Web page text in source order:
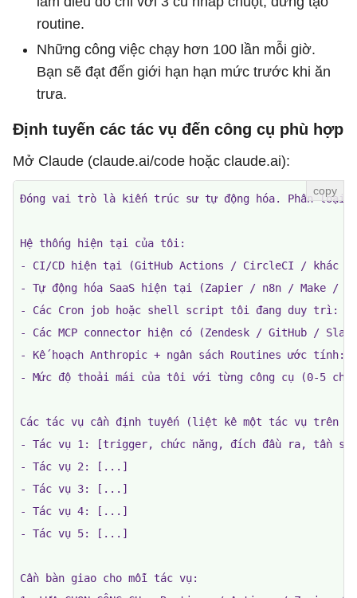
routine.
Những công việc chạy hơn 100 lần mỗi giờ.
Bạn sẽ đạt đến giới hạn hạn mức trước khi ăn
trưa.
Định tuyến các tác vụ đến công cụ phù hợp
Mở Claude (claude.ai/code hoặc claude.ai):
Đóng vai trò là kiến ​​trúc sư tự động hóa. Phân loại
Hệ thống hiện tại của tôi:
- CI/CD hiện tại (GitHub Actions / CircleCI / khác
- Tự động hóa SaaS hiện tại (Zapier / n8n / Make /
- Các Cron job hoặc shell script tôi đang duy trì: []
- Các MCP connector hiện có (Zendesk / GitHub /
- Kế hoạch Anthropic + ngân sách Routines ước tính:
- Mức độ thoải mái của tôi với từng công cụ (0-5
Các tác vụ cần định tuyến (liệt kê một tác vụ trên
- Tác vụ 1: [trigger, chức năng, đích đầu ra, tần
- Tác vụ 2: [...]
- Tác vụ 3: [...]
- Tác vụ 4: [...]
- Tác vụ 5: [...]
Cần bàn giao cho mỗi tác vụ: